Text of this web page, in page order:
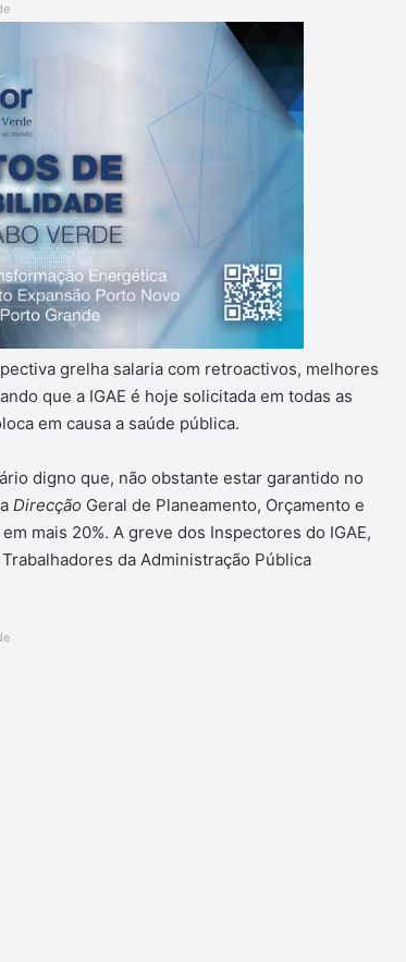
grelha salaria com retroactivos, melhores
que a IGAE é hoje solicitada em todas as
em causa a saúde pública.
digno que, não obstante estar garantido no
DirecçãoGeral de Planeamento, Orçamento e
mais 20%. A greve dos Inspectores do IGAE,
da Administração Pública